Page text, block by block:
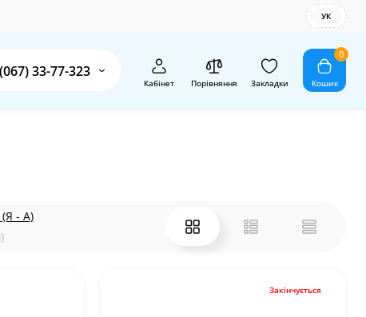
УК
(067) 33-77-323
Кабінет Порівняння Закладки
0
Кошик
- А)
Закінчується